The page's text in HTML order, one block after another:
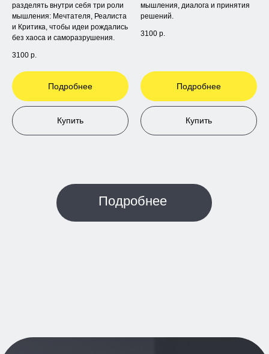
разделять внутри себя три роли
мышления: Мечтателя, Реалиста
и Критика, чтобы идеи рождались
без хаоса и саморазрушения.
3100 р.
Подробнее
Купить
мышления, диалога и принятия
решений.
3100 р.
Подробнее
Купить